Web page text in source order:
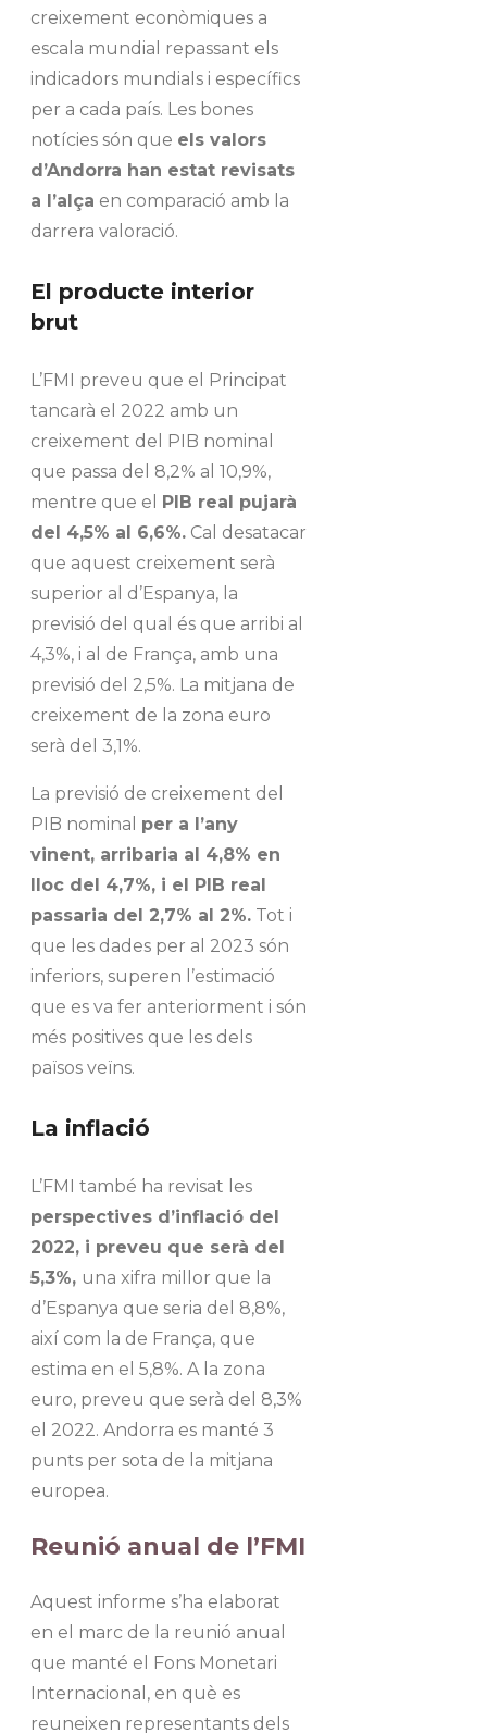
creixement econòmiques a
escala mundial repassant els
indicadors mundials i específics
per a cada país. Les bones
notícies són que els valors
d’Andorra han estat revisats
a l’alça en comparació amb la
darrera valoració.
El producte interior
brut
L’FMI preveu que el Principat
tancarà el 2022 amb un
creixement del PIB nominal
que passa del 8,2% al 10,9%,
mentre que el
PIB real pujarà
del 4,5% al 6,6%. Cal desatacar
que aquest creixement serà
superior al d’Espanya, la
previsió del qual és que arribi al
4,3%, i al de França, amb una
previsió del 2,5%. La mitjana de
creixement de la zona euro
serà del 3,1%.
La previsió de creixement del
PIB nominal per a l’any
vinent, arribaria al 4,8% en
lloc del 4,7%, i el PIB real
passaria del 2,7% al 2%. Tot i
que les dades per al 2023 són
inferiors, superen l’estimació
que es va fer anteriorment i són
més positives que les dels
països veïns.
La inflació
L’FMI també ha revisat les
perspectives d’inflació del
2022, i preveu que serà del
5,3%, una xifra millor que la
d’Espanya que seria del 8,8%,
així com la de França, que
estima en el 5,8%. A la zona
euro, preveu que serà del 8,3%
el 2022. Andorra es manté 3
punts per sota de la mitjana
europea.
Reunió anual de l’FMI
Aquest informe s’ha elaborat
en el marc de la reunió anual
que manté el Fons Monetari
Internacional, en què es
reuneixen representants dels